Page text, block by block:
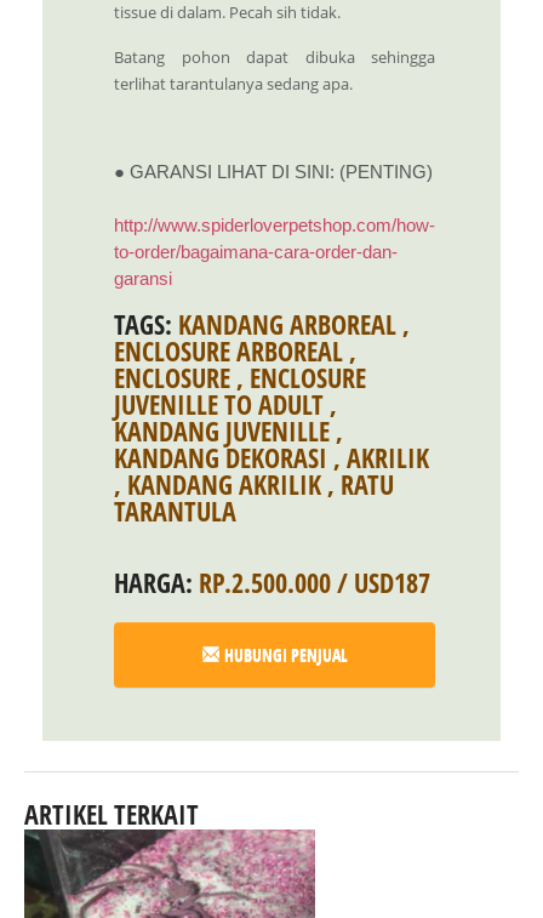
tissue di dalam. Pecah sih tidak.
Batang pohon dapat dibuka sehingga
terlihat tarantulanya sedang apa.
● GARANSI LIHAT DI SINI: (PENTING)
http://www.spiderloverpetshop.com/how-
to-order/bagaimana-cara-order-dan-
garansi
TAGS: KANDANG ARBOREAL ,
ENCLOSURE ARBOREAL ,
ENCLOSURE , ENCLOSURE
JUVENILLE TO ADULT ,
KANDANG JUVENILLE ,
KANDANG DEKORASI , AKRILIK
, KANDANG AKRILIK , RATU
TARANTULA
HARGA: RP.2.500.000 / USD187
HUBUNGI PENJUAL
ARTIKEL TERKAIT